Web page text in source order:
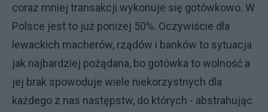
coraz mniej transakcji wykonuje się gotówkowo. W
Polsce jest to już poniżej 50%. Oczywiście dla
lewackich macherów, rządów i banków to sytuacja
jak najbardziej pożądana, bo gotówka to wolność a
jej brak spowoduje wiele niekorzystnych dla
każdego z nas następstw, do których - abstrahując